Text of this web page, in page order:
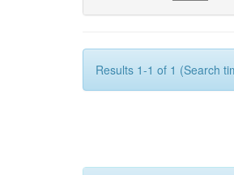
Results 1-1 of 1 (Search